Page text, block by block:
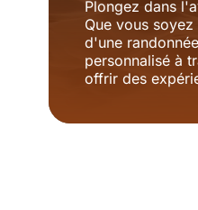
Plongez dans
Que vous
d'une
personnalisé à
offrir des